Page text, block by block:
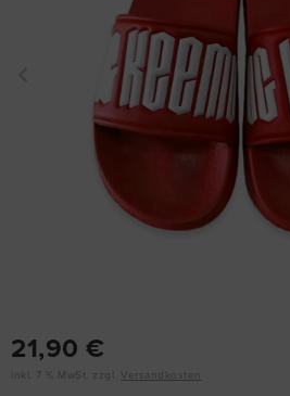
21,90 €
inkl. 7 % MwSt. zzgl. Versandkosten